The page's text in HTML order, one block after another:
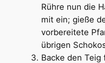
Rühre nun die
mit ein; gieße
vorbereitete
übrigen
Backe den